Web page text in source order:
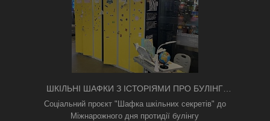
ШКІЛЬНІ ШАФКИ З ІСТОРІЯМИ ПРО БУЛІНГ
З'ЯВИЛИСЯ В КИЄВІ
Соціальний проєкт "Шафка шкільних секретів" до
Міжнарожного дня протидії булінгу